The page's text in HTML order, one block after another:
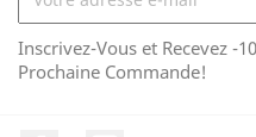
Inscrivez-Vous et Recevez -
Prochaine Commande!